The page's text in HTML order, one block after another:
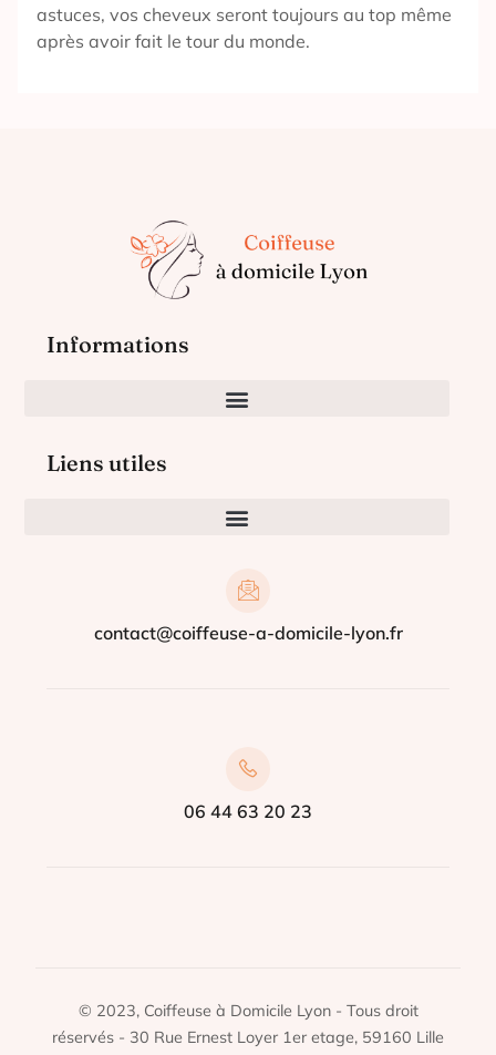
astuces, vos cheveux seront toujours au top même
après avoir fait le tour du monde.
Informations
Liens utiles
contact@coiffeuse-a-domicile-lyon.fr
06 44 63 20 23
© 2023, Coiffeuse à Domicile Lyon - Tous droit
réservés - 30 Rue Ernest Loyer 1er etage, 59160 Lille